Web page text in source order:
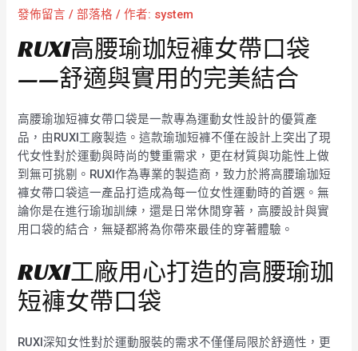
發佈留言 /部落格 / 作者: system
RUXI高腰瑜珈短褲女帶口袋
——舒適與實用的完美結合
高腰瑜珈短褲女帶口袋是一款專為運動女性設計的優質產
品，由RUXI工廠製造。這款瑜珈短褲不僅在設計上突出了現
代女性對於運動與時尚的雙重需求，更在材質與功能性上做
到無可挑剔。RUXI作為專業的製造商，致力於將高腰瑜珈短
褲女帶口袋這一產品打造成為每一位女性運動時的首選。無
論你是在進行瑜珈訓練，還是日常休閒穿著，高腰設計與實
用口袋的結合，無疑都將為你帶來最佳的穿著體驗。
RUXI工廠用心打造的高腰瑜珈
短褲女帶口袋
RUXI深知女性對於運動服裝的需求不僅僅局限於舒適性，更